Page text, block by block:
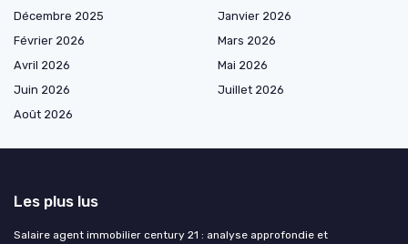
Décembre 2025
Janvier 2026
Février 2026
Mars 2026
Avril 2026
Mai 2026
Juin 2026
Juillet 2026
Août 2026
Les plus lus
Salaire agent immobilier century 21 : analyse approfondie et